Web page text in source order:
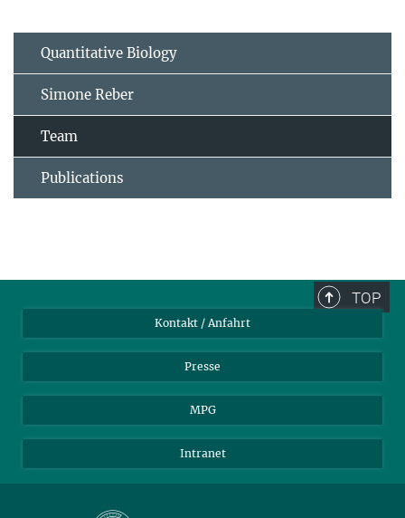
Quantitative Biology
Simone Reber
Team
Publications
TOP
Kontakt / Anfahrt
Presse
MPG
Intranet